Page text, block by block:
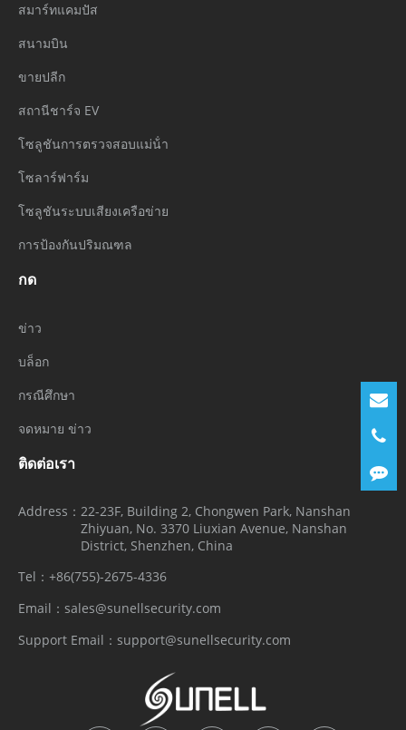
สมาร์ทแคมปัส
สนามบิน
ขายปลีก
สถานีชาร์จ EV
โซลูชันการตรวจสอบแม่น้ํา
โซลาร์ฟาร์ม
โซลูชันระบบเสียงเครือข่าย
การป้องกันปริมณฑล
กด
ข่าว
บล็อก
กรณีศึกษา
จดหมาย ข่าว
ติดต่อเรา
Address： 22-23F, Building 2, Chongwen Park, Nanshan
Zhiyuan, No. 3370 Liuxian Avenue, Nanshan
District, Shenzhen, China
Tel： +86(755)-2675-4336
Email： sales@sunellsecurity.com
Support Email： support@sunellsecurity.com